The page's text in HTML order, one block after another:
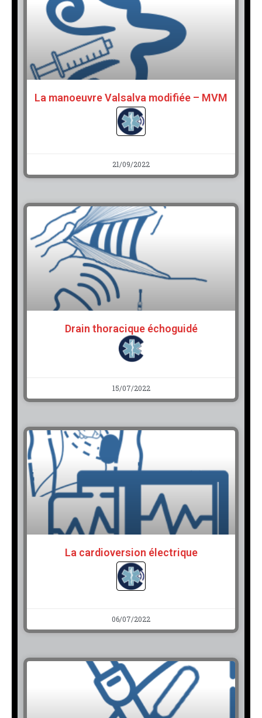
La manoeuvre Valsalva modifiée – MVM
21/09/2022
Drain thoracique échoguidé
15/07/2022
La cardioversion électrique
06/07/2022